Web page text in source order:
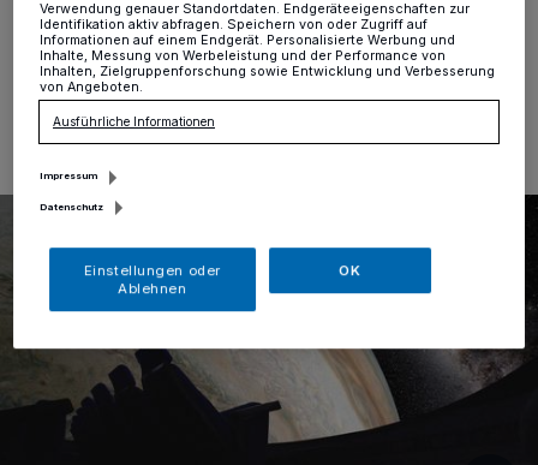
07.10.2025 , 13:34 Uhr
Verwendung genauer Standortdaten. Endgeräteeigenschaften zur
Identifikation aktiv abfragen. Speichern von oder Zugriff auf
Informationen auf einem Endgerät. Personalisierte Werbung und
Inhalte, Messung von Werbeleistung und der Performance von
Inhalten, Zielgruppenforschung sowie Entwicklung und Verbesserung
von Angeboten.
Ausführliche Informationen
Impressum
Datenschutz
Einstellungen oder
Ablehnen
OK